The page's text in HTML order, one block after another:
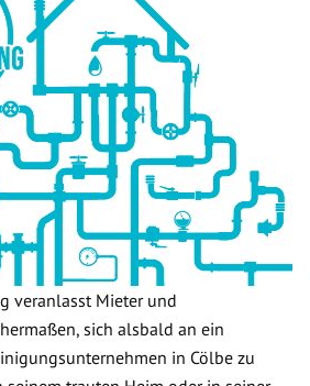
veranlasst Mieter und
sich alsbald an ein
in Cölbe zu